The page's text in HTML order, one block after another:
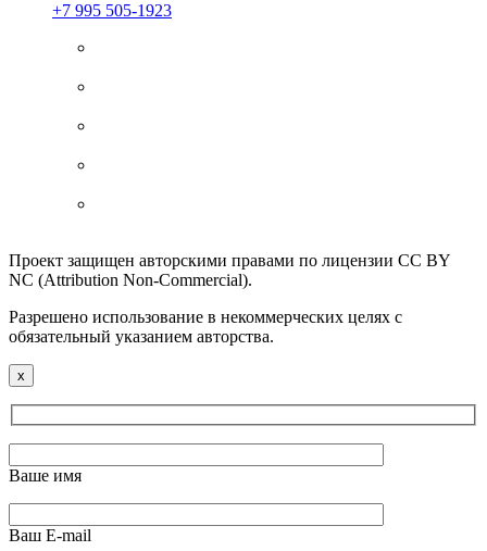
+7 995 505-1923
Проект защищен авторскими правами по лицензии CC BY
NC (Attribution Non-Commercial).
Разрешено использование в некоммерческих целях с
обязательный указанием авторства.
x
Ваше имя
Ваш E-mail